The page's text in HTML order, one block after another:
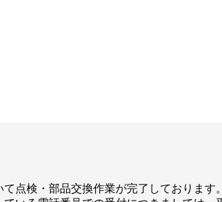
点検・部品交換作業が完了しております。